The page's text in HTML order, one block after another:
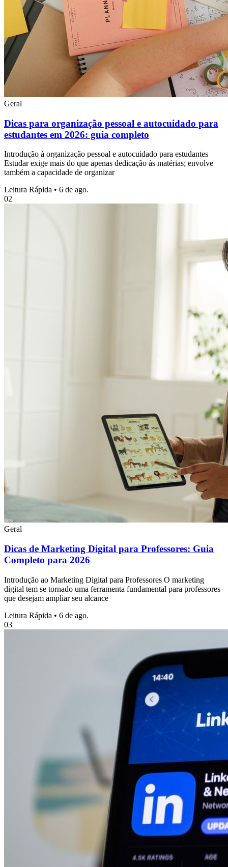
Geral
Dicas para organização pessoal e autocuidado para
estudantes em 2026: guia completo
Introdução à organização pessoal e autocuidado para estudantes
Estudar exige mais do que apenas dedicação às matérias; envolve
também a capacidade de organizar
Leitura Rápida • 6 de ago.
02
Geral
Dicas de Marketing Digital para Professores: Guia
Completo para 2026
Introdução ao Marketing Digital para Professores O marketing
digital tem se tornado uma ferramenta fundamental para professores
que desejam ampliar seu alcance
Leitura Rápida • 6 de ago.
03